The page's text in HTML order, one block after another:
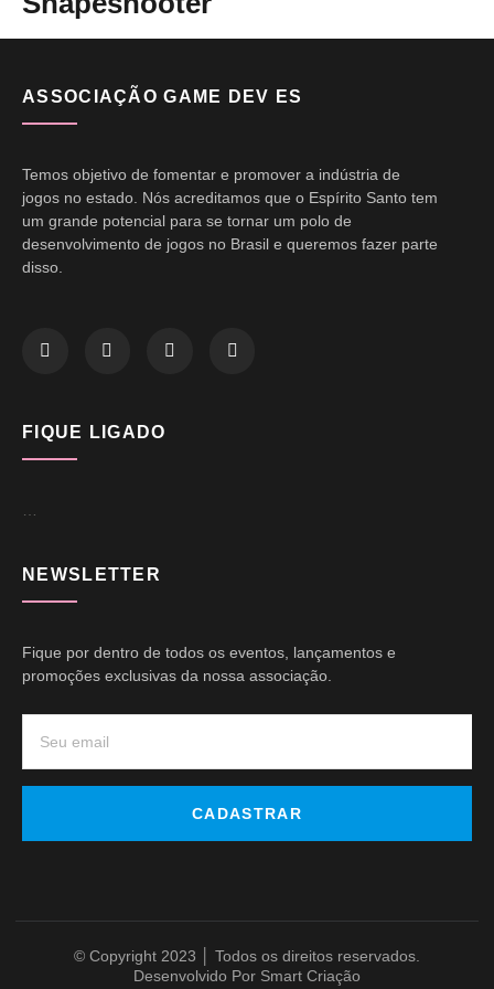
ASSOCIAÇÃO GAME DEV ES
Temos objetivo de fomentar e promover a indústria de
jogos no estado. Nós acreditamos que o Espírito Santo tem
um grande potencial para se tornar um polo de
desenvolvimento de jogos no Brasil e queremos fazer parte
disso.
FIQUE LIGADO
NEWSLETTER
Fique por dentro de todos os eventos, lançamentos e
promoções exclusivas da nossa associação.
CADASTRAR
© Copyright 2023 │ Todos os direitos reservados.
Desenvolvido Por Smart Criação